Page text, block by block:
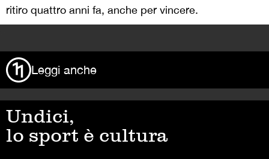
ritiro quattro anni fa, anche per vincere.
Leggi anche
Undici,
lo sport è cultura